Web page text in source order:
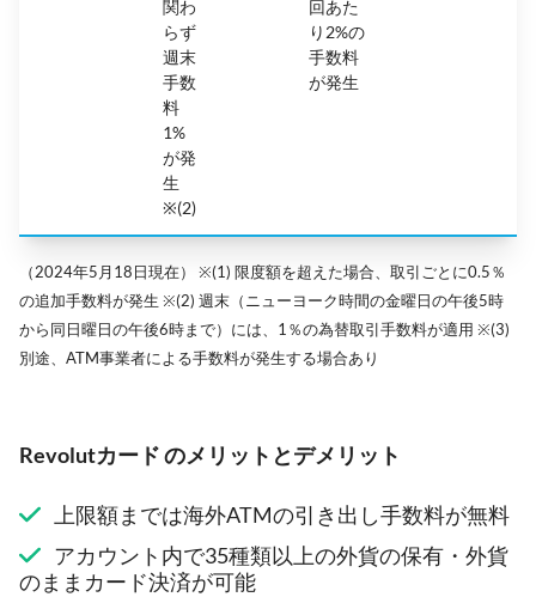
関わ
らず
週末
手数
料
1%
が発
生
※(2)
回あた
り2%の
手数料
が発生
（2024年5月18日現在） ※(1) 限度額を超えた場合、取引ごとに0.5％
の追加手数料が発生 ※(2) 週末（ニューヨーク時間の金曜日の午後5時
から同日曜日の午後6時まで）には、1％の為替取引手数料が適用 ※(3)
別途、ATM事業者による手数料が発生する場合あり
Revolutカード のメリットとデメリット
上限額までは海外ATMの引き出し手数料が無料
アカウント内で35種類以上の外貨の保有・外貨
のままカード決済が可能